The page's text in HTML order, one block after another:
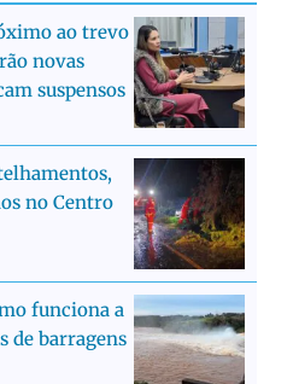
ao trevo
novas
suspensos
no Centro
funciona a
de barragens